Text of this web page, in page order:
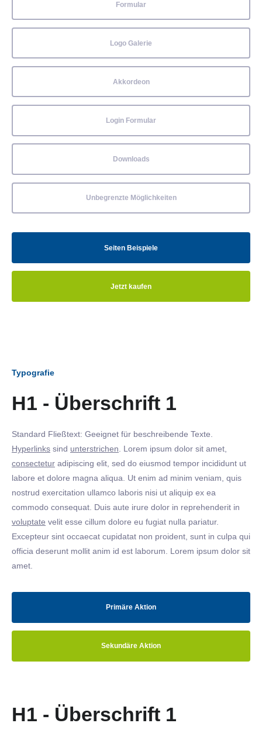
Formular
Logo Galerie
Akkordeon
Login Formular
Downloads
Unbegrenzte Möglichkeiten
Seiten Beispiele
Jetzt kaufen
Typografie
H1 - Überschrift 1
Standard Fließtext: Geeignet für beschreibende Texte.
Hyperlinks sind unterstrichen . Lorem ipsum dolor sit amet,
consectetur adipiscing elit, sed do eiusmod tempor incididunt ut
labore et dolore magna aliqua. Ut enim ad minim veniam, quis
nostrud exercitation ullamco laboris nisi ut aliquip ex ea
commodo consequat. Duis aute irure dolor in reprehenderit in
voluptate velit esse cillum dolore eu fugiat nulla pariatur.
Excepteur sint occaecat cupidatat non proident, sunt in culpa qui
officia deserunt mollit anim id est laborum. Lorem ipsum dolor sit
amet.
Primäre Aktion
Sekundäre Aktion
H1 - Überschrift 1